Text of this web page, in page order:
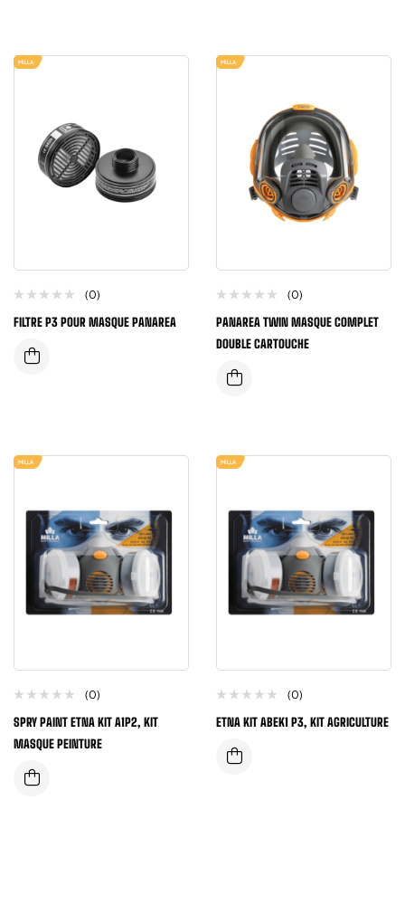
MILLA
(0)
FILTRE P3 POUR MASQUE PANAREA
MILLA
(0)
PANAREA TWIN MASQUE COMPLET
DOUBLE CARTOUCHE
MILLA
(0)
SPRY PAINT ETNA KIT A1P2, KIT
MASQUE PEINTURE
MILLA
(0)
ETNA KIT ABEK1 P3, KIT AGRICULTURE